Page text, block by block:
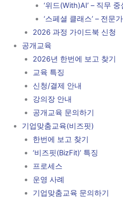
‘위드(With)AI’ – 직무
‘스페셜 클래스’ – 전문
2026 과정 가이드북 신청
공개교육
2026년 한번에 보고 찾기
교육 특징
신청/결제 안내
강의장 안내
공개교육 문의하기
기업맞춤교육(비즈핏)
한번에 보고 찾기
‘비즈핏(BizFit)’ 특징
프로세스
운영 사례
기업맞춤교육 문의하기